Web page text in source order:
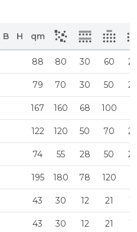
B H qm
88 80 30 60
79 70 30 50
167 160 68 100
122 120 50 70
74 55 28 50
195 180 78 120
43 30 12 21 12
43 30 12 21 12